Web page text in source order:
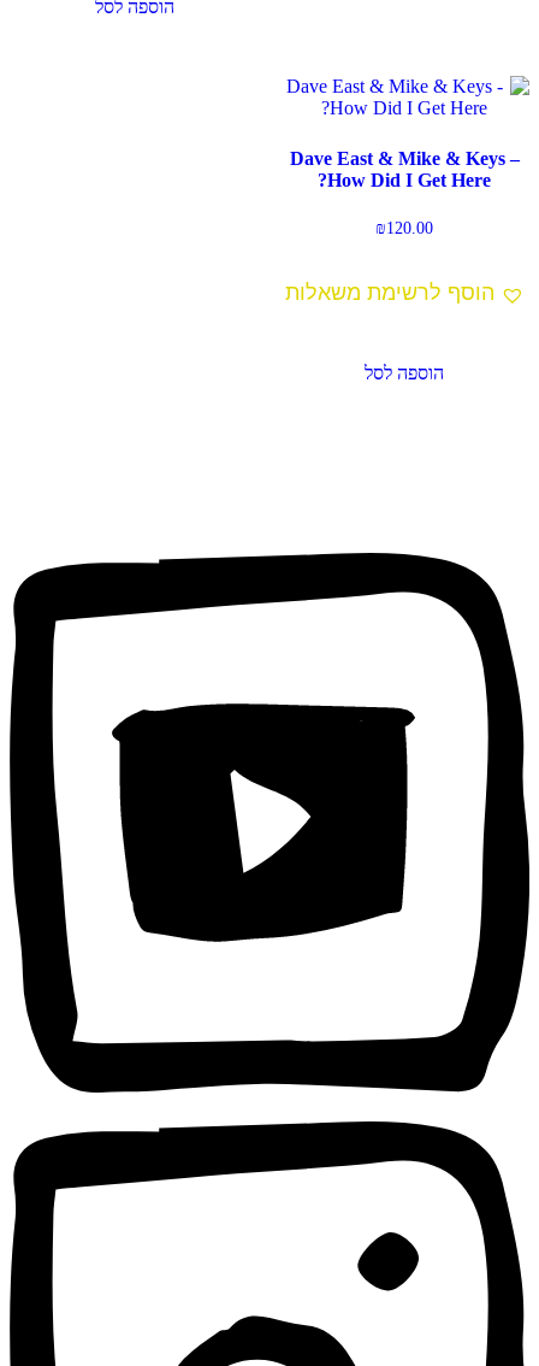
הוספה לסל
Dave East & Mike & Keys –
How Did I Get Here?
₪120.00
הוסף לרשימת משאלות
הוספה לסל